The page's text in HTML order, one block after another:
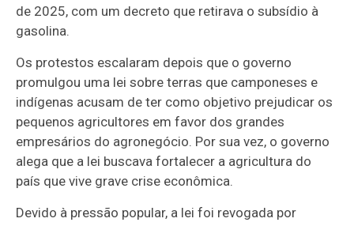
de 2025, com um decreto que retirava o subsídio à
gasolina.
Os protestos escalaram depois que o governo
promulgou uma lei sobre terras que camponeses e
indígenas acusam de ter como objetivo prejudicar os
pequenos agricultores em favor dos grandes
empresários do agronegócio. Por sua vez, o governo
alega que a lei buscava fortalecer a agricultura do
país que vive grave crise econômica.
Devido à pressão popular, a lei foi revogada por